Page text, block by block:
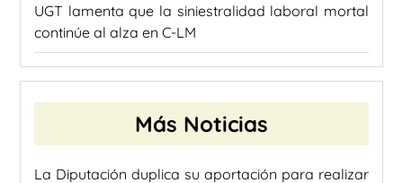
UGT lamenta que la siniestralidad laboral mortal
continúe al alza en C-LM
Más Noticias
La Diputación duplica su aportación para realizar